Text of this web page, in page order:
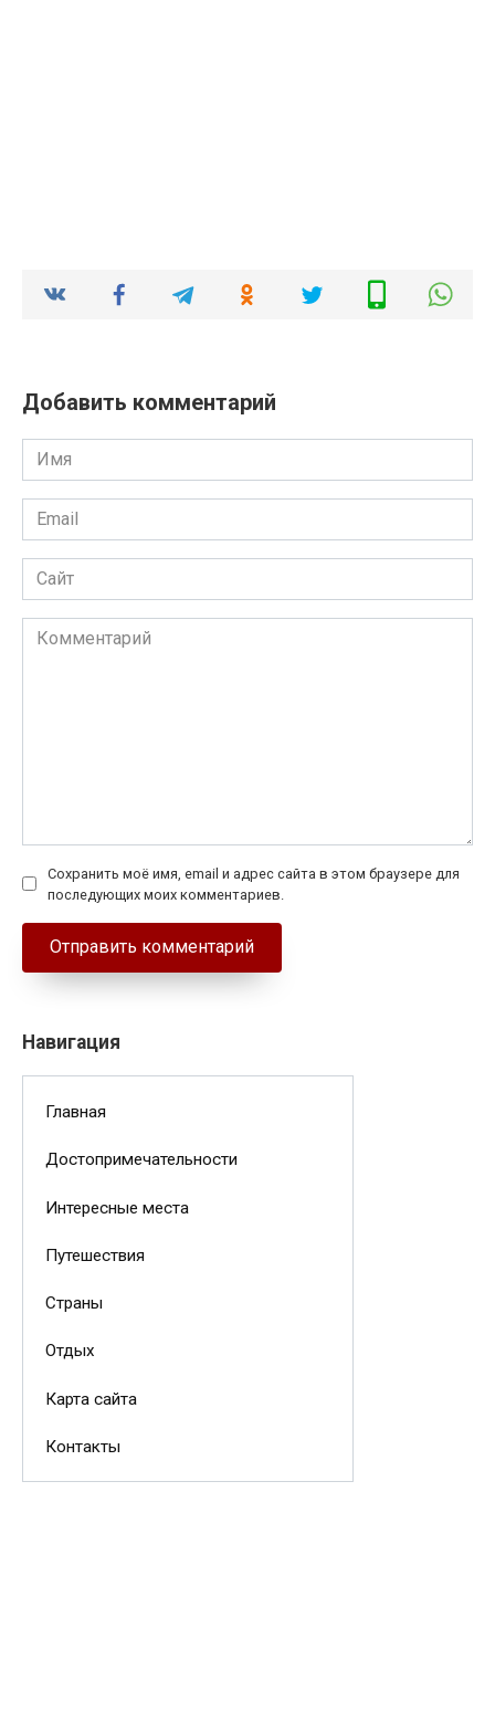
Добавить комментарий
Имя
*
Email
*
Сайт
Комментарий
Сохранить моё имя, email и адрес сайта в этом браузере для
последующих моих комментариев.
Навигация
Главная
Достопримечательности
Интересные места
Путешествия
Страны
Отдых
Карта сайта
Контакты